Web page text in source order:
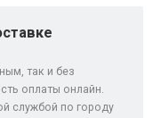
так и без
оплаты онлайн.
службой по городу